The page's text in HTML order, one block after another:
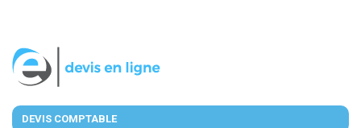
DEVIS COMPTABLE